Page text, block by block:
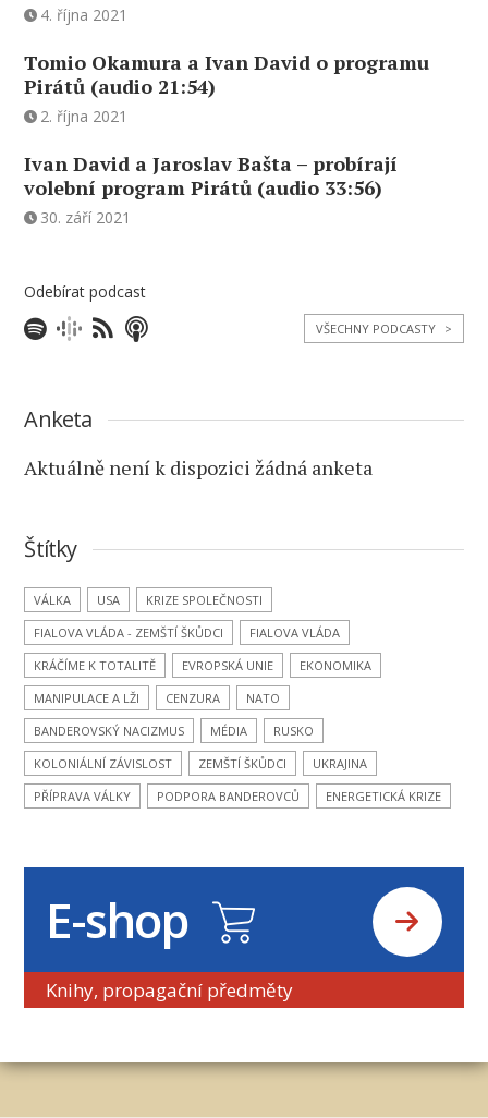
4. října 2021
Tomio Okamura a Ivan David o programu
Pirátů (audio 21:54)
2. října 2021
Ivan David a Jaroslav Bašta – probírají
volební program Pirátů (audio 33:56)
30. září 2021
Odebírat podcast
VŠECHNY PODCASTY >
Anketa
Aktuálně není k dispozici žádná anketa
Štítky
VÁLKA USA
KRIZE SPOLEČNOSTI
FIALOVA VLÁDA - ZEMŠTÍ ŠKŮDCI
FIALOVA VLÁDA
KRÁČÍME K TOTALITĚ
EVROPSKÁ UNIE
EKONOMIKA
MANIPULACE A LŽI
CENZURA
NATO
BANDEROVSKÝ NACIZMUS
MÉDIA
RUSKO
KOLONIÁLNÍ ZÁVISLOST
ZEMŠTÍ ŠKŮDCI
UKRAJINA
PŘÍPRAVA VÁLKY
PODPORA BANDEROVCŮ ENERGETICKÁ KRIZE
E-shop
Knihy, propagační předměty